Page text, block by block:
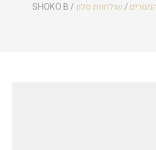
/שולחנות סלון / SHOKO B